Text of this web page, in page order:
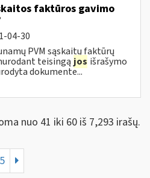
faktūros gavimo
04-30
PVM sąskaitų faktūrų
teisingą jos išrašymo
dokumente...
nuo 41 iki 60 iš 7,293 irašų.